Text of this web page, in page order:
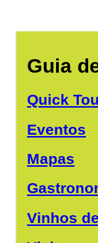
Guia
Quick
Eventos
Mapas
Vinhos